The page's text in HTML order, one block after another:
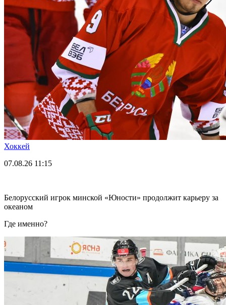
Хоккей
07.08.26 11:15
Белорусский игрок минской «Юности» продолжит карьеру за
океаном
Где именно?